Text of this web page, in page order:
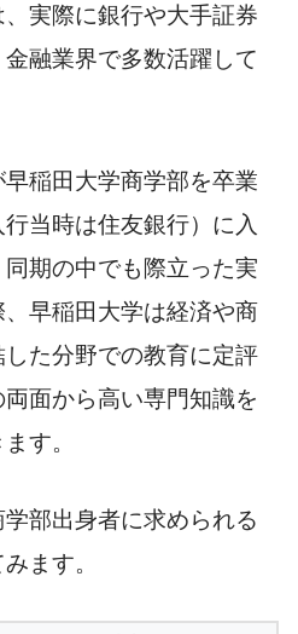
実際に銀行や大手証券
融業界で多数活躍して
稲田大学商学部を卒業
当時は住友銀行）に入
期の中でも際立った実
早稲田大学は経済や商
た分野での教育に定評
面から高い専門知識を
す。
部出身者に求められる
ます。